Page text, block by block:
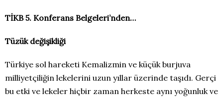
TİKB 5. Konferans Belgeleri’nden…
Tüzük değişikliği
Türkiye sol hareketi Kemalizmin ve küçük burjuva
milliyetçiliğin lekelerini uzun yıllar üzerinde taşıdı. Gerçi
bu etki ve lekeler hiçbir zaman herkeste aynı yoğunluk ve